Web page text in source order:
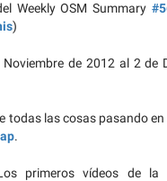
Weekly OSM Summary
)
Noviembre de 2012 al 2 de
todas las cosas pasando
.
primeros vídeos de la